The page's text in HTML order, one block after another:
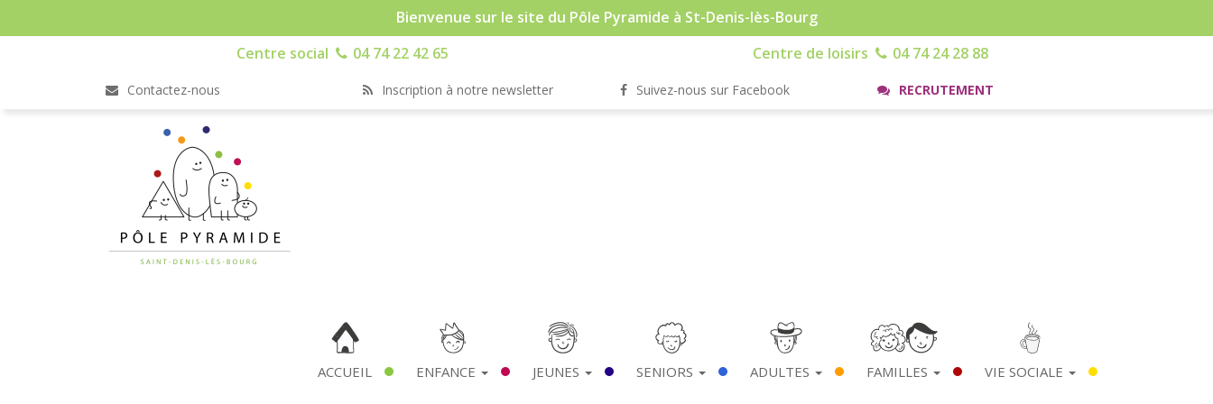
Bienvenue sur le site du Pôle Pyramide à St-Denis-lès-Bourg
Centre social
04 74 22 42 65 Centre de loisirs 04 74 24 28 88
Contactez-nous Inscription à notre newsletter Suivez-nous sur Facebook RECRUTEMENT
ACCUEIL ENFANCE JEUNES SENIORS ADULTES FAMILLES VIE SOCIALE